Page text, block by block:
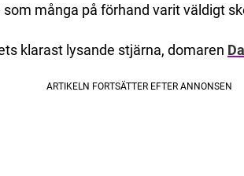
många på förhand varit väldigt
klarast lysande stjärna, domaren